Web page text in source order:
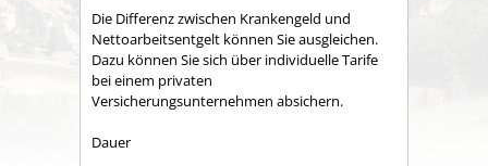
Die Differenz zwischen Krankengeld und
Nettoarbeitsentgelt können Sie ausgleichen.
Dazu können Sie sich über individuelle Tarife
bei einem privaten
Versicherungsunternehmen absichern.
Dauer